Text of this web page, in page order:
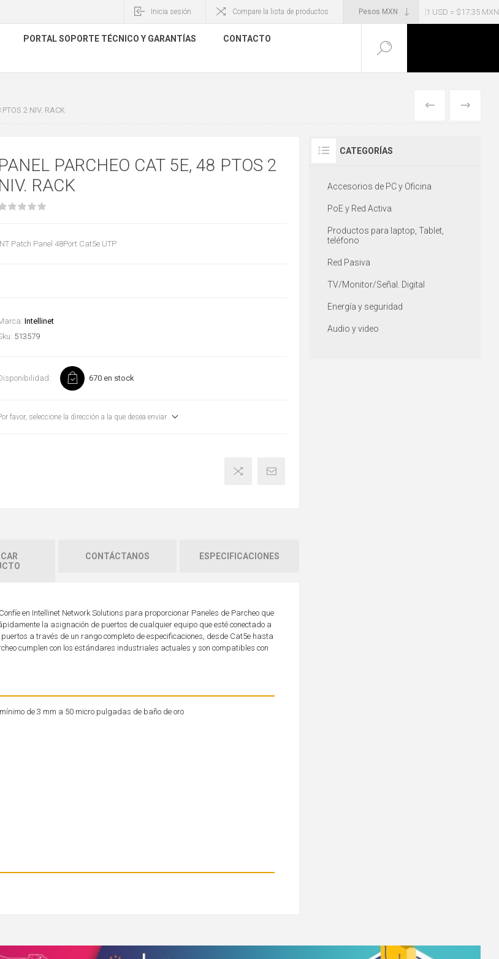
1 USD = $17.35 MXN
Inicia sesión Compare la lista de productos
PORTAL SOPORTE TÉCNICO Y GARANTÍAS
CONTACTO
PTOS 2 NIV. RACK ANTERIOR
PANEL PARCHEO CAT 5E, 48 PTOS 2
NIV. RACK
Patch Panel 48Port Cat5e UTP
Intellinet
513579
670 en stock
favor, seleccione la dirección a la que desea enviar
CONTÁCTANOS ESPECIFICACIONES
en Intellinet Network Solutions para proporcionar Paneles de Parcheo que
la asignación de puertos de cualquier equipo que esté conectado a
a través de un rango completo de especificaciones, desde Cat5e hasta
cumplen con los estándares industriales actuales y son compatibles con
de 3 mm a 50 micro pulgadas de baño de oro
CATEGORÍAS
Accesorios de PC y Oficina
PoE y Red Activa
Productos para laptop, Tablet,
teléfono
Red Pasiva
TV/Monitor/Señal. Digital
Energía y seguridad
Audio y video